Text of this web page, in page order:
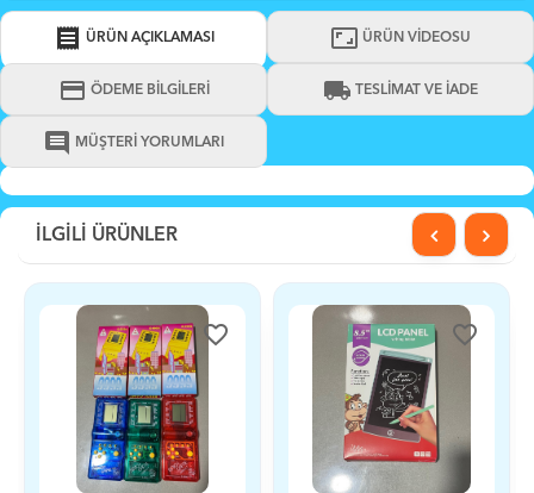
receipt ÜRÜN AÇIKLAMASI aspect_ratio ÜRÜN VİDEOSU
credit_card ÖDEME BİLGİLERİ local_shipping TESLİMAT VE İADE
comment MÜŞTERİ YORUMLARI
İLGİLİ ÜRÜNLER
favorite_border favorite_border